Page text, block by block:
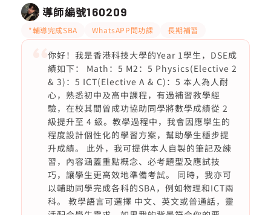
導師編號160209
*輔導完成SBA WhatsAPP問功課 長期補習
你好！我是香港科技大學的Year 1學生，DSE成
績如下： Math：5 M2：5 Physics(Elective 2
& 3)：5 ICT(Elective A & C)：5 本人為人耐
心，熟悉初中及高中課程，有過補習教學經
驗，在校其間曾成功協助同學將數學成績從 2
級提升至 4 級。教學過程中，我會因應學生的
程度設計個性化的學習方案，幫助學生穩步提
升成績。 此外，我可提供本人自製的筆記及練
習，內容涵蓋重點概念、必考題型及應試技
巧，讓學生更高效地準備考試。 同時，我亦可
以輔助同學完成各科的SBA，例如物理和ICT兩
科。 教學語言可選擇 中文、英文或普通話，靈